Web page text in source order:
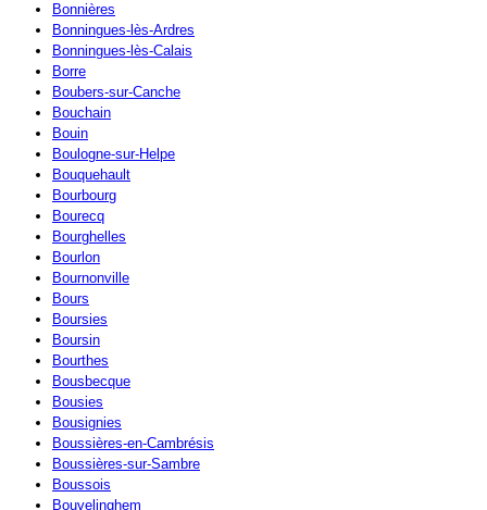
Bonnières
Bonningues-lès-Ardres
Bonningues-lès-Calais
Borre
Boubers-sur-Canche
Bouchain
Bouin
Boulogne-sur-Helpe
Bouquehault
Bourbourg
Bourecq
Bourghelles
Bourlon
Bournonville
Bours
Boursies
Boursin
Bourthes
Bousbecque
Bousies
Bousignies
Boussières-en-Cambrésis
Boussières-sur-Sambre
Boussois
Bouvelinghem